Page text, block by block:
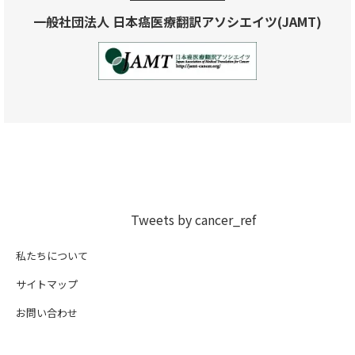
一般社団法人 日本癌医療翻訳アソシエイツ(JAMT)
Tweets by cancer_ref
私たちについて
サイトマップ
お問い合わせ